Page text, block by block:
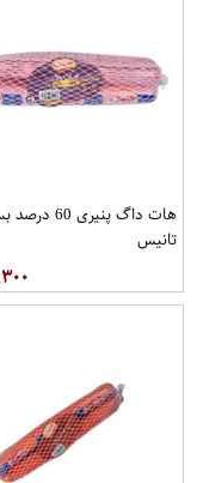
هات داگ پنیری
تانیس